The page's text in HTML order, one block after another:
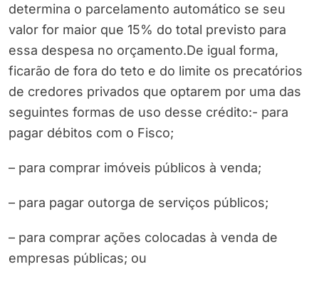
determina o parcelamento automático se seu
valor for maior que 15% do total previsto para
essa despesa no orçamento.De igual forma,
ficarão de fora do teto e do limite os precatórios
de credores privados que optarem por uma das
seguintes formas de uso desse crédito:- para
pagar débitos com o Fisco;
– para comprar imóveis públicos à venda;
– para pagar outorga de serviços públicos;
– para comprar ações colocadas à venda de
empresas públicas; ou